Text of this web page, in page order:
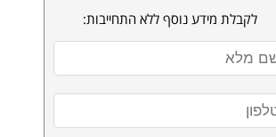
לקבלת מידע נוסף ללא התחייבות: